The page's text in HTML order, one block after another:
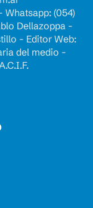
Whatsapp: (054)
Dellazoppa -
- Editor Web:
del medio -